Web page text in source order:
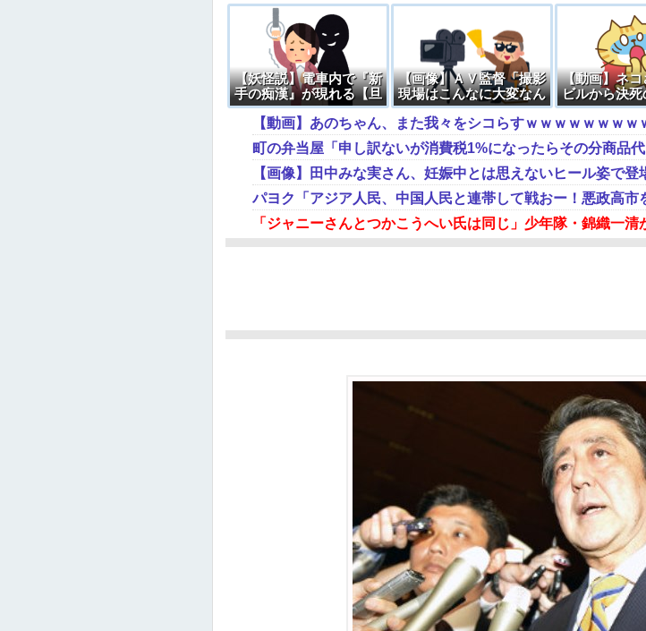
【妖怪説】電車内で『新
手の痴漢』が現れる【旦
那説】
【画像】ＡＶ監督「撮影
現場はこんなに大変なん
です。それでも無料で見
ますか？」
【動画】ネ
ビルから決死
町の弁当屋「申し訳ないが消費税1%になったらその分商品代
【画像】田中みな実さん、妊娠中とは思えないヒール姿で登
パヨク「アジア人民、中国人民と連帯して戦おー！悪政高市